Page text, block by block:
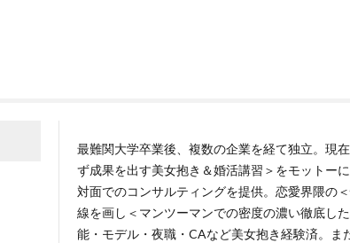
最難関大学卒業後、複数の企業を経て独立。現
ず成果を出す美女抱き＆婚活講習＞をモットー
対面でのコンサルティングを提供。恋愛界隈の
線を画し＜マンツーマンでの密度の濃い徹底し
能・モデル・夜職・CAなど美女抱き経験済。ま